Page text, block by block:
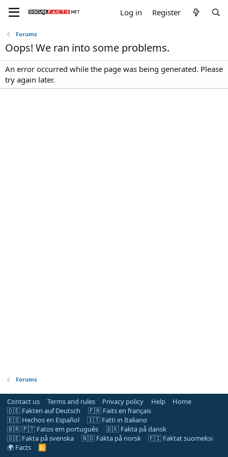
Log in Register
Forums
Oops! We ran into some problems.
An error occurred while the page was being generated. Please
try again later.
Forums
Contact us Terms and rules Privacy policy Help
Home
🇩🇪 Fakten auf Deutsch
🇫🇷 Faits en français
🇪🇸 Hechos en Español
🇮🇹 Fatti in Italiano
🇧🇷 🇵🇹 Fatos em português
🇩🇰 Fakta på dansk
🇸🇪 Fakta på svenska
🇳🇴 Fakta på norsk
🇫🇮 Faktat suomeksi
🌍 Facts
R